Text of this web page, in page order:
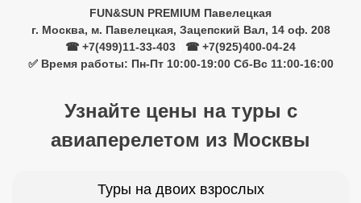
FUN&SUN PREMIUM Павелецкая
г. Москва, м. Павелецкая, Зацепский Вал, 14 оф. 208
☎ +7(499)11-33-403
☎ +7(925)400-04-24
✅ Время работы: Пн-Пт 10:00-19:00 Сб-Вс 11:00-16:00
Узнайте цены на туры с
авиаперелетом из Москвы
Туры на двоих взрослых
Сетевые отели Маврикия